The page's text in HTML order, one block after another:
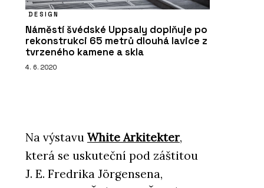
DESIGN
Náměstí švédské Uppsaly doplňuje po
rekonstrukci 65 metrů dlouhá lavice z
tvrzeného kamene a skla
4. 6. 2020
Na výstavu White Arkitekter,
která se uskuteční pod záštitou
J. E. Fredrika Jörgensena,